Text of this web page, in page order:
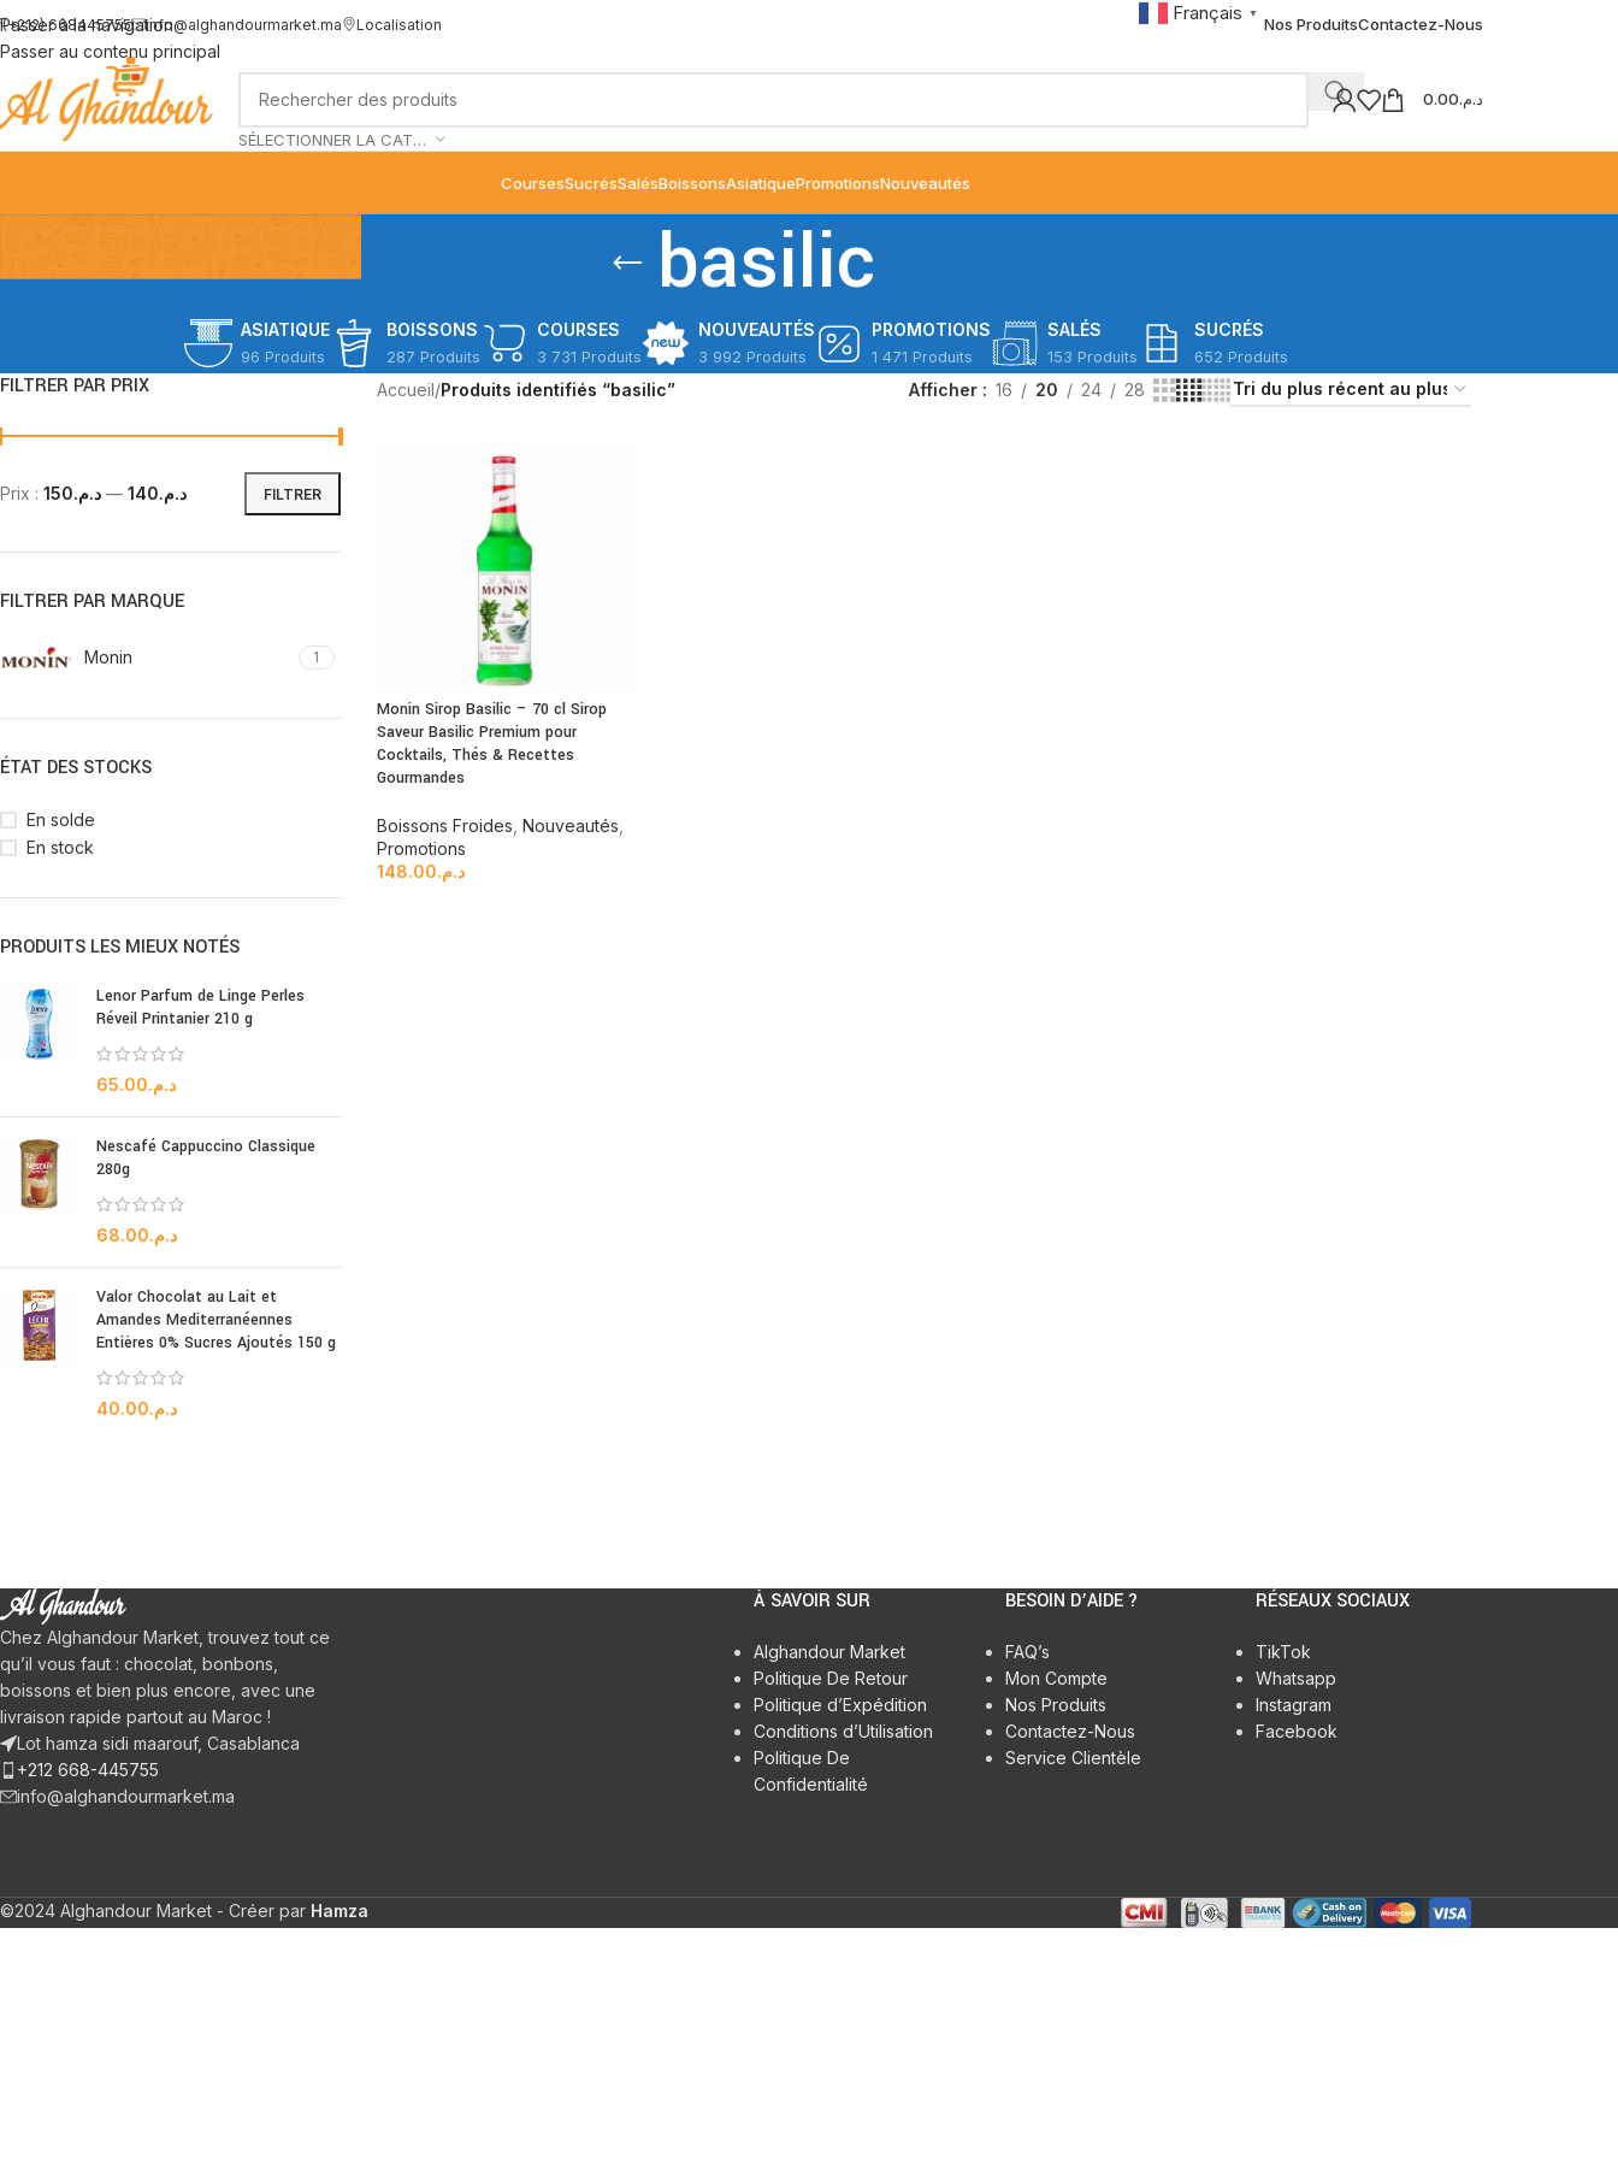
Passer à la navigation
Passer au contenu principal
(+212) 668445755 info@alghandourmarket.ma Localisation Français ▼
Nos ProduitsContactez-Nous
SÉLECTIONNER LA CATÉGORIE
د.م.0.00
CoursesSucrésSalésBoissonsAsiatiquePromotionsNouveautés
basilic
ASIATIQUE
96 Produits
BOISSONS
287 Produits
COURSES
3 731 Produits
NOUVEAUTÉS
3 992 Produits
PROMOTIONS
1 471 Produits
SALÉS
153 Produits
SUCRÉS
652 Produits
FILTRER PAR PRIX
FILTRER
Prix : د.م.140 — د.م.150
FILTRER PAR MARQUE
Monin 1
ÉTAT DES STOCKS
En solde
En stock
PRODUITS LES MIEUX NOTÉS
Lenor Parfum de Linge Perles
Réveil Printanier 210 g
د.م.65.00
Nescafé Cappuccino Classique
280g
د.م.68.00
Valor Chocolat au Lait et
Amandes Mediterranéennes
Entières 0% Sucres Ajoutés 150 g
د.م.40.00
Accueil/Produits identifiés “basilic” Afficher 16 20 24 28
Monin Sirop Basilic – 70 cl Sirop
Saveur Basilic Premium pour
Cocktails, Thés & Recettes
Gourmandes
Boissons Froides Nouveautés
Promotions
د.م.148.00
Chez Alghandour Market, trouvez tout ce
qu’il vous faut : chocolat, bonbons,
boissons et bien plus encore, avec une
livraison rapide partout au Maroc !
Lot hamza sidi maarouf, Casablanca
+212 668-445755
info@alghandourmarket.ma
À SAVOIR SUR
Alghandour Market
Politique De Retour
Politique d’Expédition
Conditions d’Utilisation
Politique De
Confidentialité
BESOIN D’AIDE ?
FAQ’s
Mon Compte
Nos Produits
Contactez-Nous
Service Clientèle
RÉSEAUX SOCIAUX
TikTok
Whatsapp
Instagram
Facebook
©2024 Alghandour Market - Créer par Hamza